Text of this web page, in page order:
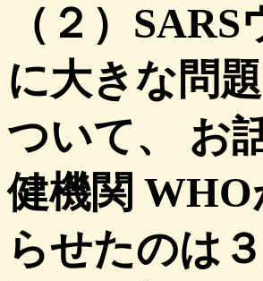
（２）
に大きな問
ついて、 お
健機関
らせたのは